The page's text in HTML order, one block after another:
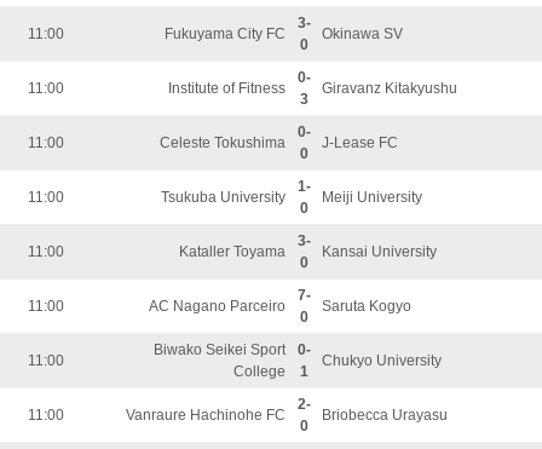
11:00 Fukuyama City FC
3-
0
Okinawa SV
11:00 Institute of Fitness
0-
3
Giravanz Kitakyushu
11:00 Celeste Tokushima
0-
0
J-Lease FC
11:00 Tsukuba University
1-
0
Meiji University
11:00 Kataller Toyama
3-
0
Kansai University
11:00 AC Nagano Parceiro
7-
0
Saruta Kogyo
11:00
Biwako Seikei Sport
College
0-
1
Chukyo University
11:00 Vanraure Hachinohe FC
2-
0
Briobecca Urayasu